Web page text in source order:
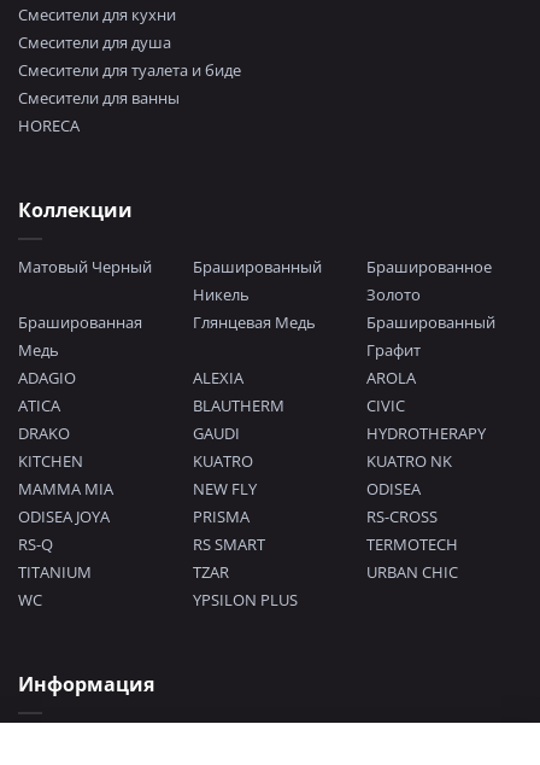
Смесители для кухни
Смесители для душа
Смесители для туалета и биде
Смесители для ванны
HORECA
Коллекции
Матовый Черный
Брашированный
Никель
Брашированное
Золото
Брашированная
Медь
Глянцевая Медь
Брашированный
Графит
ADAGIO
ALEXIA
AROLA
ATICA
BLAUTHERM
CIVIC
DRAKO
GAUDI
HYDROTHERAPY
KITCHEN
KUATRO
KUATRO NK
MAMMA MIA
NEW FLY
ODISEA
ODISEA JOYA
PRISMA
RS-CROSS
RS-Q
RS SMART
TERMOTECH
TITANIUM
TZAR
URBAN CHIC
WC
YPSILON PLUS
Информация